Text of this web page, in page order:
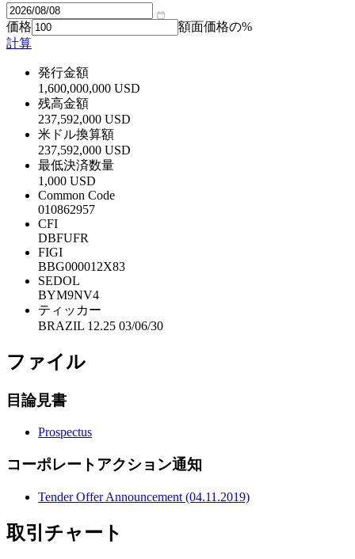
価格
額面価格の%
計算
発行金額
1,600,000,000 USD
残高金額
237,592,000 USD
米ドル換算額
237,592,000 USD
最低決済数量
1,000 USD
Common Code
010862957
CFI
DBFUFR
FIGI
BBG000012X83
SEDOL
BYM9NV4
ティッカー
BRAZIL 12.25 03/06/30
ファイル
目論見書
Prospectus
コーポレートアクション通知
Tender Offer Announcement (04.11.2019)
取引チャート